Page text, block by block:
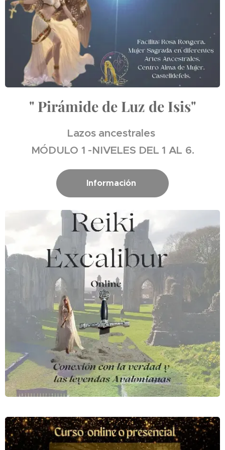
" Pirámide de Luz de Isis"
Lazos ancestrales
MÓDULO 1 -NIVELES DEL 1 AL 6.
Información